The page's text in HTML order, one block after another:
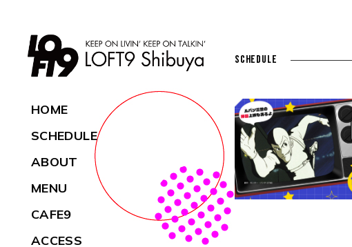
HOME
SCHEDULE
ABOUT
MENU
CAFE9
ACCESS
SCHEDULE